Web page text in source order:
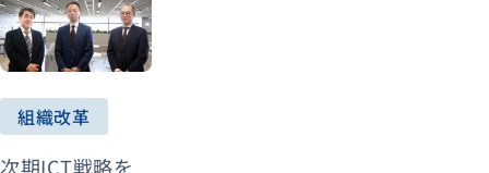
エンジニアブログ（Zenn）
お役立ち情報（PJ Insight）
組織改革
次期ICT戦略を